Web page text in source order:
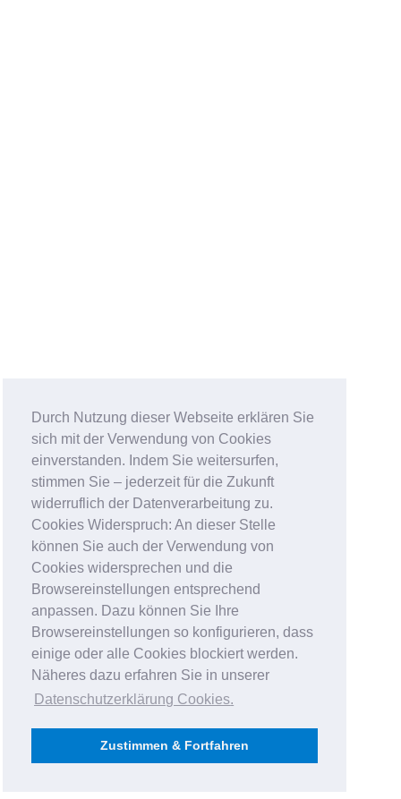
Durch Nutzung dieser Webseite erklären Sie
sich mit der Verwendung von Cookies
einverstanden. Indem Sie weitersurfen,
stimmen Sie – jederzeit für die Zukunft
widerruflich der Datenverarbeitung zu.
Cookies Widerspruch: An dieser Stelle
können Sie auch der Verwendung von
Cookies widersprechen und die
Browsereinstellungen entsprechend
anpassen. Dazu können Sie Ihre
Browsereinstellungen so konfigurieren, dass
einige oder alle Cookies blockiert werden.
Näheres dazu erfahren Sie in unserer
Datenschutzerklärung Cookies.
Zustimmen & Fortfahren